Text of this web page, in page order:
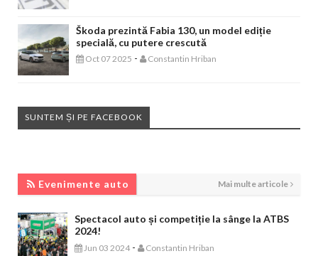
Škoda prezintă Fabia 130, un model ediție
specială, cu putere crescută
Oct 07 2025 - Constantin Hriban
SUNTEM ȘI PE FACEBOOK
Evenimente auto Mai multe articole
Spectacol auto și competiție la sânge la ATBS
2024!
Jun 03 2024 - Constantin Hriban